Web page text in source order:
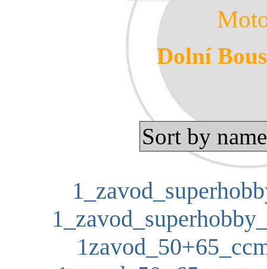
Dolní
Sort by name